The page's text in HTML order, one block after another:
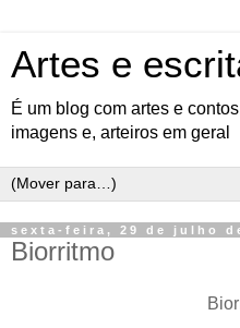
Artes e
É um blog com artes e
imagens e, arteiros em geral
sexta-feira, 29 de julho
Biorritmo